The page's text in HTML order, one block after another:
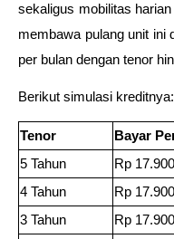
sekaligus mobilitas
membawa pulang unit ini
per bulan dengan tenor
Berikut simulasi kreditnya:
Tenor Bayar
5 Tahun
Rp
4 Tahun
Rp
3 Tahun
Rp